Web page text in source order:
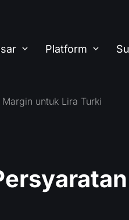
Platform
untuk Lira Turki